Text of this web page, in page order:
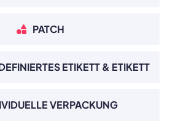
PATCH
ETIKETT & ETIKETT
VERPACKUNG